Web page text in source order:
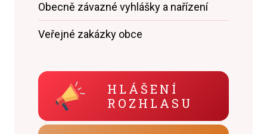
Obecně závazné vyhlášky a nařízení
Veřejné zakázky obce
HLÁŠENÍ
ROZHLASU